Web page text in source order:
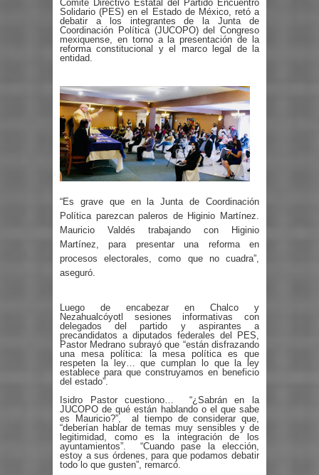
Comité Directivo Estatal del Partido Encuentro
Solidario (PES) en el Estado de México, retó a
debatir a los integrantes de la Junta de
Coordinación Política (JUCOPO) del Congreso
mexiquense, en torno a la presentación de la
reforma constitucional y el marco legal de la
entidad.
“Es grave que en la Junta de Coordinación
Política parezcan paleros de Higinio Martínez.
Mauricio Valdés trabajando con Higinio
Martínez, para presentar una reforma en
procesos electorales, como que no cuadra”,
aseguró.
Luego de encabezar en Chalco y
Nezahualcóyotl sesiones informativas con
delegados del partido y aspirantes a
precandidatos a diputados federales del PES,
Pastor Medrano subrayó que “están disfrazando
una mesa política: la mesa política es que
respeten la ley… que cumplan lo que la ley
establece para que construyamos en beneficio
del estado”.
Isidro Pastor cuestiono…
“¿Sabrán en la
JUCOPO de qué están hablando o el que sabe
es Mauricio?”,
al tiempo de considerar que,
“deberían hablar de temas muy sensibles y de
legitimidad, como es la integración de los
ayuntamientos”.
“Cuando pase la elección,
estoy a sus órdenes, para que podamos debatir
todo lo que gusten”, remarcó.